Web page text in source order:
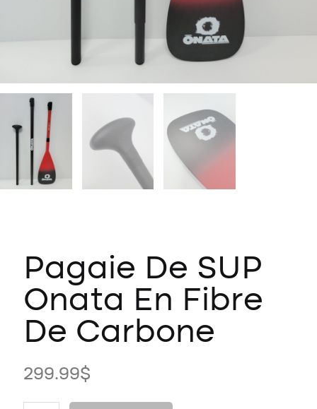
Pagaie De SUP
Onata En Fibre
De Carbone
299.99$